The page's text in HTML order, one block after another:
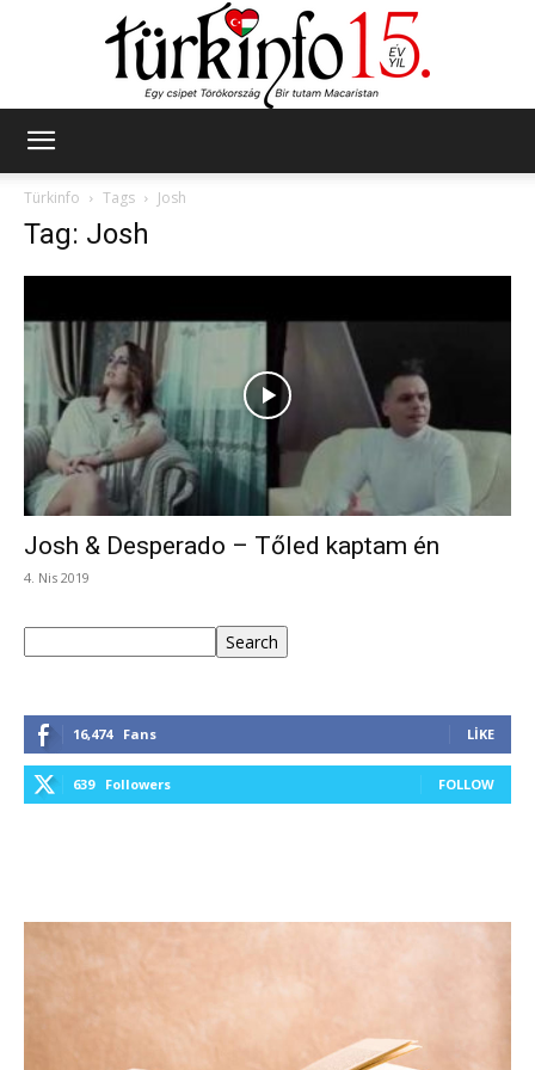
Türkinfo
Tags Josh
Tag: Josh
Josh & Desperado – Tőled kaptam én
4. Nis 2019
Search
16,474 Fans LIKE
639 Followers FOLLOW